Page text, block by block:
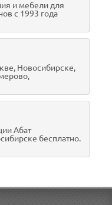
и мебели для
с 1993 года
Новосибирске,
Абат
бесплатно.